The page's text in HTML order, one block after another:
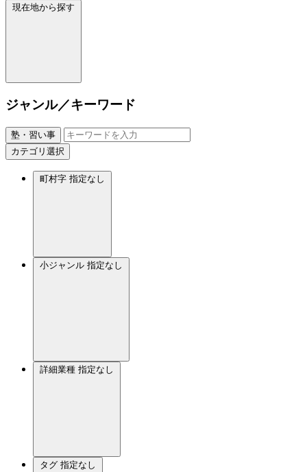
現在地から探す
ジャンル／キーワード
塾・習い事
カテゴリ選択
町村字 指定なし
小ジャンル 指定なし
詳細業種 指定なし
タグ 指定なし